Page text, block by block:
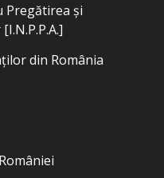
și
din România